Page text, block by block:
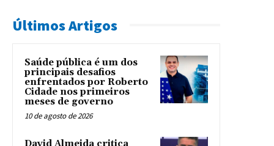
Últimos Artigos
Saúde pública é um dos
principais desafios
enfrentados por Roberto
Cidade nos primeiros
meses de governo
10 de agosto de 2026